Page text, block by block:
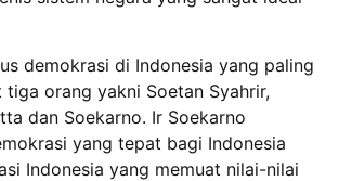
demokrasi di Indonesia yang paling
orang yakni Soetan Syahrir,
dan Soekarno. Ir Soekarno
yang tepat bagi Indonesia
Indonesia yang memuat nilai-nilai